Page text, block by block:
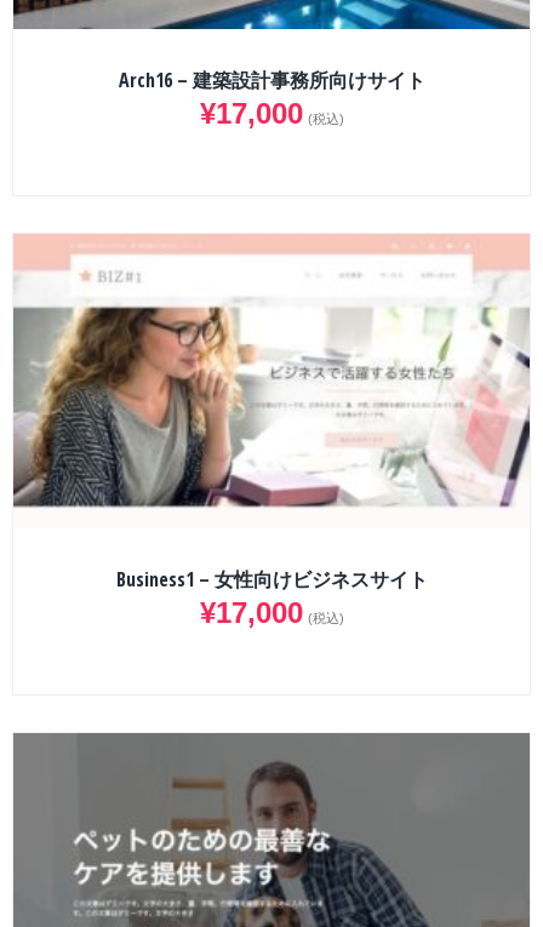
Arch16 – 建築設計事務所向けサイト
¥17,000 (税込)
Business1 – 女性向けビジネスサイト
¥17,000 (税込)